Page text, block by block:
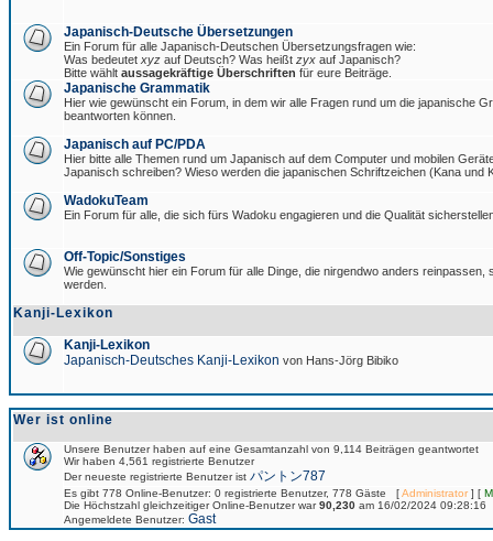
Japanisch-Deutsche Übersetzungen
Ein Forum für alle Japanisch-Deutschen Übersetzungsfragen wie:
Was bedeutet xyz auf Deutsch? Was heißt zyx auf Japanisch?
Bitte wählt aussagekräftige Überschriften für eure Beiträge.
Japanische Grammatik
Hier wie gewünscht ein Forum, in dem wir alle Fragen rund um die japanische
beantworten können.
Japanisch auf PC/PDA
Hier bitte alle Themen rund um Japanisch auf dem Computer und mobilen
Japanisch schreiben? Wieso werden die japanischen Schriftzeichen (Kana und
WadokuTeam
Ein Forum für alle, die sich fürs Wadoku engagieren und die Qualität
Off-Topic/Sonstiges
Wie gewünscht hier ein Forum für alle Dinge, die nirgendwo anders reinpassen,
werden.
Kanji-Lexikon
Kanji-Lexikon
Japanisch-Deutsches Kanji-Lexikon von Hans-Jörg Bibiko
Wer ist online
Unsere Benutzer haben auf eine Gesamtanzahl von 9,114 Beiträgen geantwortet
Wir haben 4,561 registrierte Benutzer
Der neueste registrierte Benutzer ist パントン787
Es gibt 778 Online-Benutzer: 0 registrierte Benutzer, 778 Gäste [Administrator] [
Die Höchstzahl gleichzeitiger Online-Benutzer war90,230 am 16/02/2024 09:28:16
Angemeldete Benutzer: Gast